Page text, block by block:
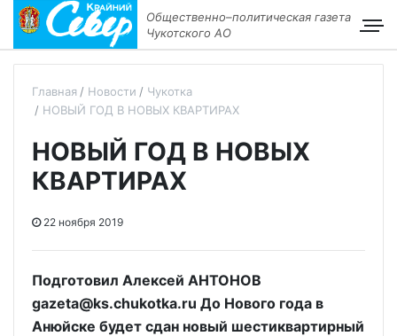
Общественно–политическая газета
Чукотского АО
Главная Новости
Чукотка
НОВЫЙ ГОД В НОВЫХ КВАРТИРАХ
НОВЫЙ ГОД В НОВЫХ
КВАРТИРАХ
22 ноября 2019
Подготовил Алексей АНТОНОВ
gazeta@ks.chukotka.ru До Нового года в
Анюйске будет сдан новый шестиквартирный